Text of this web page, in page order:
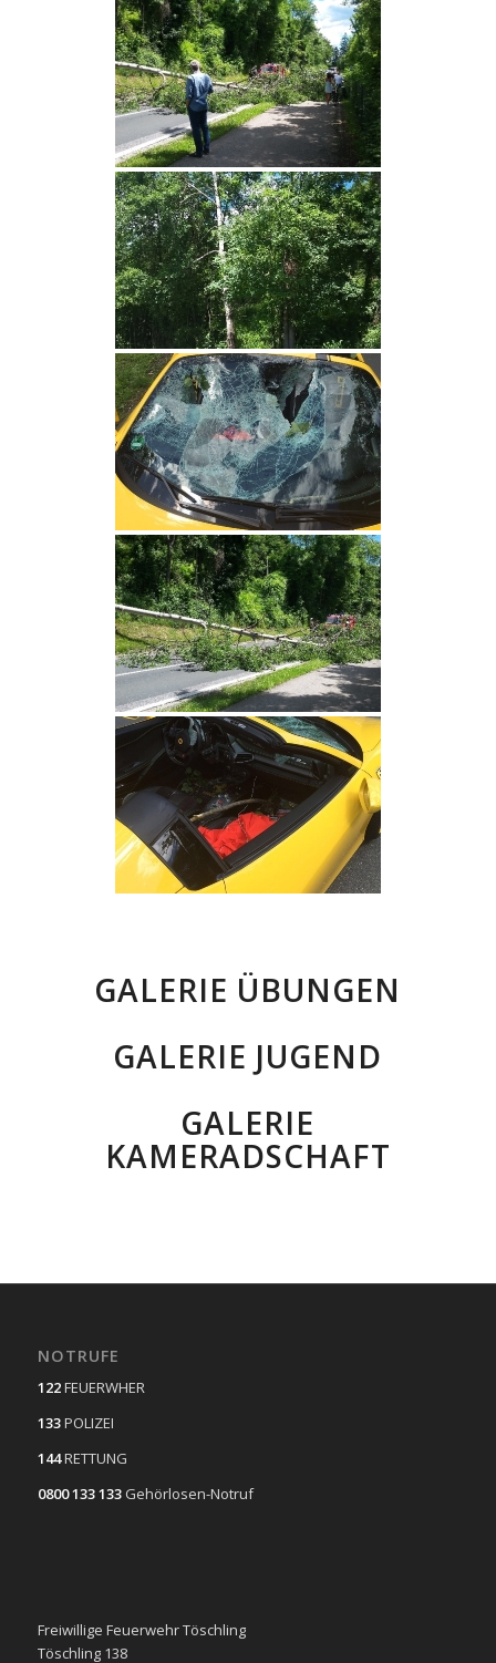
GALERIE ÜBUNGEN
GALERIE JUGEND
GALERIE
KAMERADSCHAFT
NOTRUFE
122FEUERWHER
133POLIZEI
144RETTUNG
0800 133 133 Gehörlosen-Notruf
Freiwillige Feuerwehr Töschling
Töschling 138